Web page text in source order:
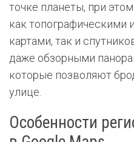
точке планеты, при
как топографическими
картами, так и
даже обзорными
которые позволяют
улице.
Особенности